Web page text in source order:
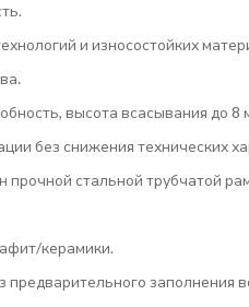
и износостойких
высота всасывания до 8
без снижения технических
стальной трубчатой
керамики.
предварительного